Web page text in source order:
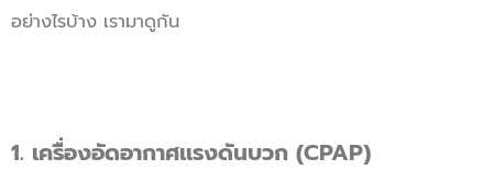
อย่างไรบ้าง เรามาดูกัน
1. เครื่องอัดอากาศเเรงดันบวก (CPAP)